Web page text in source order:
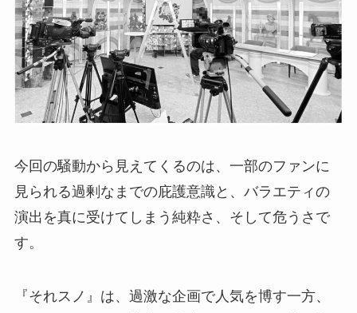
今回の騒動から見えてくるのは、一部のファンに
見られる過剰なまでの庇護意識と、バラエティの
演出を真に受けてしまう純粋さ、そして危うさで
す。
『それスノ』は、過激な企画で人気を博す一方、